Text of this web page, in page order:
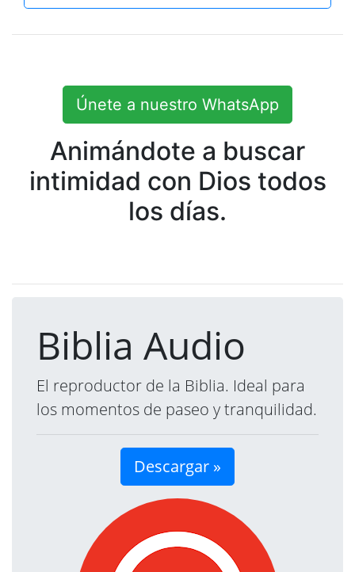
Únete a nuestro WhatsApp
Animándote a buscar
intimidad con Dios todos
los días.
Biblia Audio
El reproductor de la Biblia. Ideal para
los momentos de paseo y tranquilidad.
Descargar »